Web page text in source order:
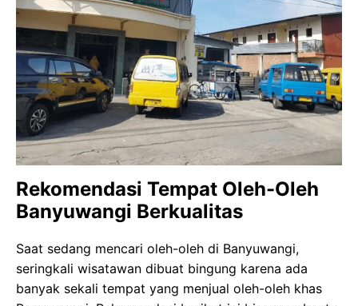
Rekomendasi Tempat Oleh-Oleh
Banyuwangi Berkualitas
Saat sedang mencari oleh-oleh di Banyuwangi,
seringkali wisatawan dibuat bingung karena ada
banyak sekali tempat yang menjual oleh-oleh khas